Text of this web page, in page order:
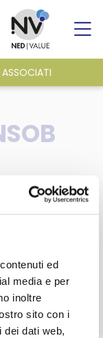
ed
media e per
inoltre
sito con i
dei dati web,
ASSOCIATI
24
agli